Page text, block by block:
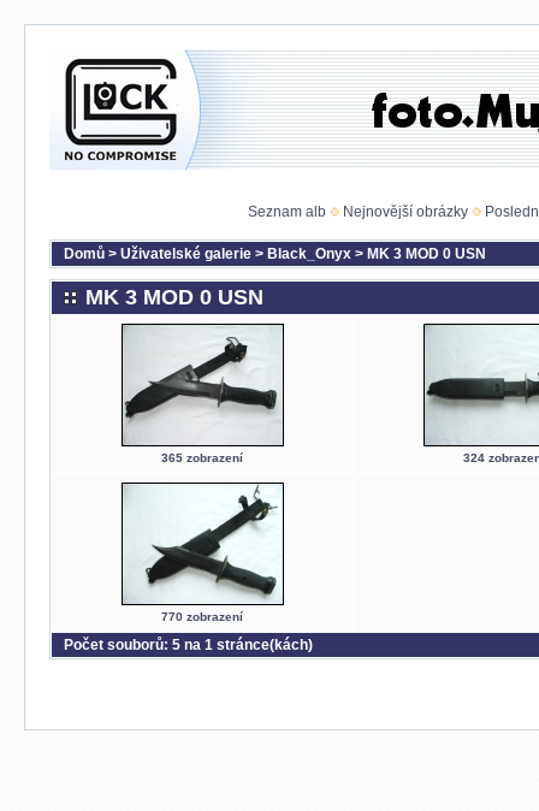
Seznam alb Nejnovější obrázky
Domů > Uživatelské galerie > Black_Onyx > MK 3 MOD 0 USN
MK 3 MOD 0 USN
365 zobrazení 324
770 zobrazení
Počet souborů: 5 na 1 stránce(kách)